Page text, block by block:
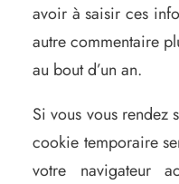
avoir à saisir ces
autre commentaire
au bout d’un an.
Si vous vous rendez
cookie temporaire
votre navigateur